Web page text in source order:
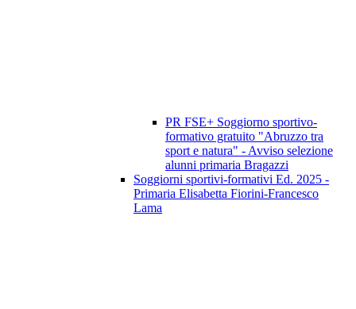
PR FSE+ Soggiorno sportivo-
formativo gratuito "Abruzzo tra
sport e natura" - Avviso selezione
alunni primaria Bragazzi
Soggiorni sportivi-formativi Ed. 2025 -
Primaria Elisabetta Fiorini-Francesco
Lama